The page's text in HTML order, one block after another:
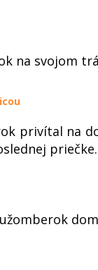
na svojom
privítal na
priečke.